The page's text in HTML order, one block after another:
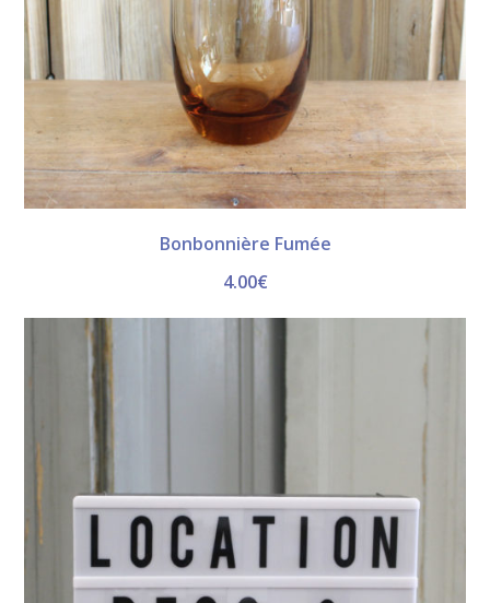
Bonbonnière Fumée
4.00€